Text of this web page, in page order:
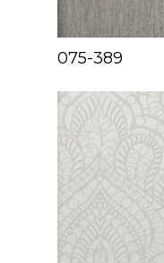
075-389